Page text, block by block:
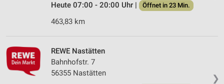
Heute 07:00 - 20:00 Uhr |
Öffnet in 23 Min.
463,83 km
❯
REWE Nastätten
Bahnhofstr. 7
56355 Nastätten